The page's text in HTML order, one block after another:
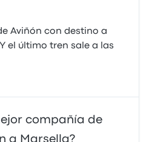
Aviñón con destino a
el último tren sale a las
compañía de
a Marsella?